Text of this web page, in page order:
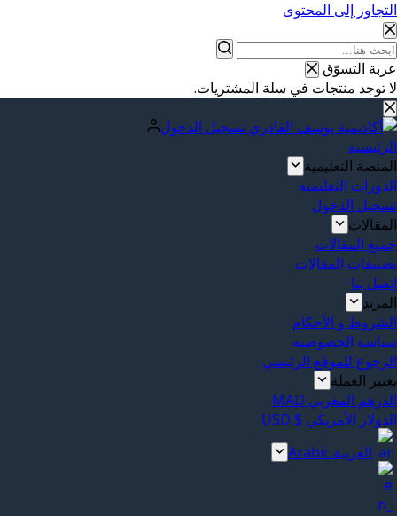
التجاوز إلى المحتوى
عربة التسوّق
لا توجد منتجات في سلة المشتريات.
تسجيل الدخول
الرئيسية
المنصة التعليمية
الدورات التعليمية
تسجيل الدخول
المقالات
جميع المقالات
تصنيفات المقالات
إتصل بنا
المزيد
الشروط و الأحكام
سياسة الخصوصية
الرجوع للموقع الرئيسي
تغيير العملة
الدرهم المغربي MAD
الدولار الأمريكي $ USD
العربية Arabic